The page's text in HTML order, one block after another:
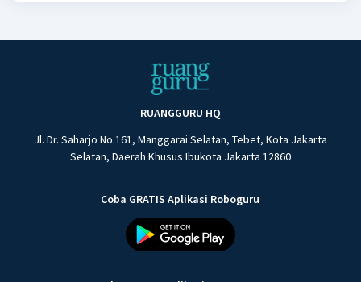
RUANGGURU HQ
Jl. Dr. Saharjo No.161, Manggarai Selatan, Tebet, Kota Jakarta
Selatan, Daerah Khusus Ibukota Jakarta 12860
Coba GRATIS Aplikasi Roboguru